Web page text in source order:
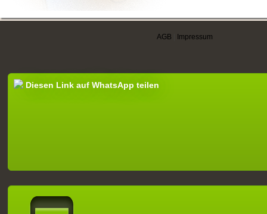
AGB Impressum
Diesen Link auf WhatsApp teilen